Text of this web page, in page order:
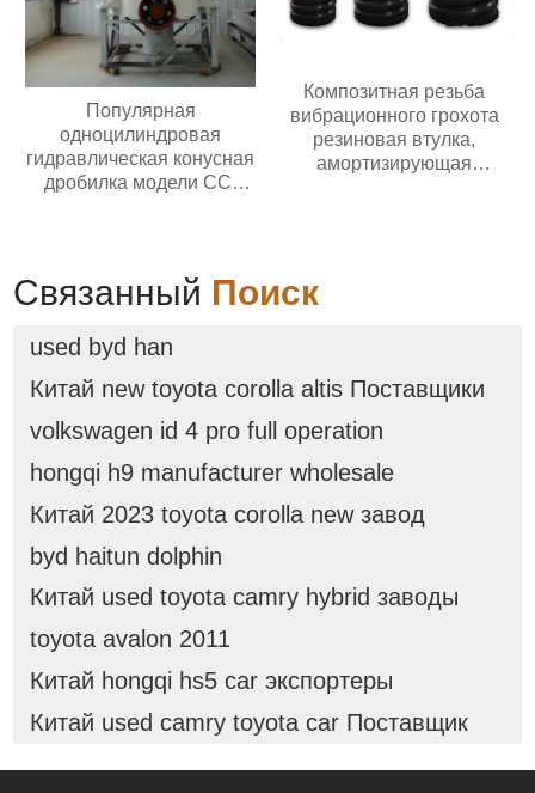
Популярная
одноцилиндровая
гидравлическая конусная
дробилка модели CC,
переработки руды
Композитная резьба
вибрационного грохота
резиновая втулка,
амортизирующая
Связанный Поиск
used byd han
Китай new toyota corolla altis Поставщики
volkswagen id 4 pro full operation
hongqi h9 manufacturer wholesale
Китай 2023 toyota corolla new завод
byd haitun dolphin
Китай used toyota camry hybrid заводы
toyota avalon 2011
Китай hongqi hs5 car экспортеры
Китай used camry toyota car Поставщик